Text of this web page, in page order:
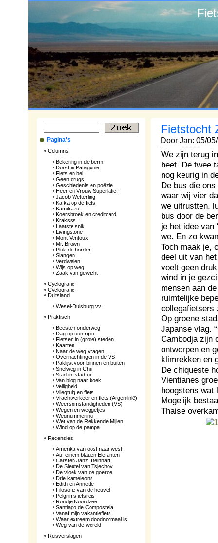
Pagina's
Columns
Bekering in de berm
Dorst in Patagonië
Fiets en bel
Geen drugs
Geschiedenis en poëzie
Heer en Vrouw Superlatief
Jacob Wetterling
Kafka op de fiets
Kamikaze
Koersbroek en creditcard
Kraksss…
Laatste snik
Livingstone
Mont Ventoux
Mr. Brown
Pluk de horden
Slangen
Verdwalen
Wijs op weg
Zaak van gewicht
Cyclografie
Cyclografie
Duitsland
Wesel-Duisburg vv.
Praktisch
Beesten onderweg
Dag op een ripio
Fietsen in (grote) steden
Kaarten
Naar de weg vragen
Overnachtingen in de VS
Paklijst voor binnen en buiten
Snelweg in Chili
Stad in, stad uit
Van blog naar boek
Veiligheid
Vliegtuig en fiets
Vrachtverkeer en fiets (Argentinië)
Weersomstandigheden (VS)
Wegen en weggetjes
Wegnummering
Wet van de Rekkende Mijlen
Wind op de pampa
Recensies
Amerika van oost naar west
Auf einem blauen Elefanten
Carsten Janz: Beinhart
De Sleutel van Tsjechov
De vloek van de goeroe
Drie kameleons
Edith en Annette
Filosofie van de heuvel
Pelgrimsfietsreis
Rondje Noordzee
Santiago de Compostela
Vanaf mijn vakantiefiets
Waar extreem doodnormaal is
Weg van de wereld
Reisverslagen
Fietstocht
Door Jan: 05/
We zijn terug
heet. De twee
nog keurig in
De bus die
waar wij vier
we uitrustten,
bus door de
je het idee van
we. En zo
Toch maak je,
deel uit van
voelt geen
wind in je
mensen aan
ruimtelijke
collegafietsers
Op groene
Japanse vlag.
Cambodja zijn
ontworpen en
klimrekken en
De chiqueste
Vientianes
hoogstens wat
Mogelijk
Thaise